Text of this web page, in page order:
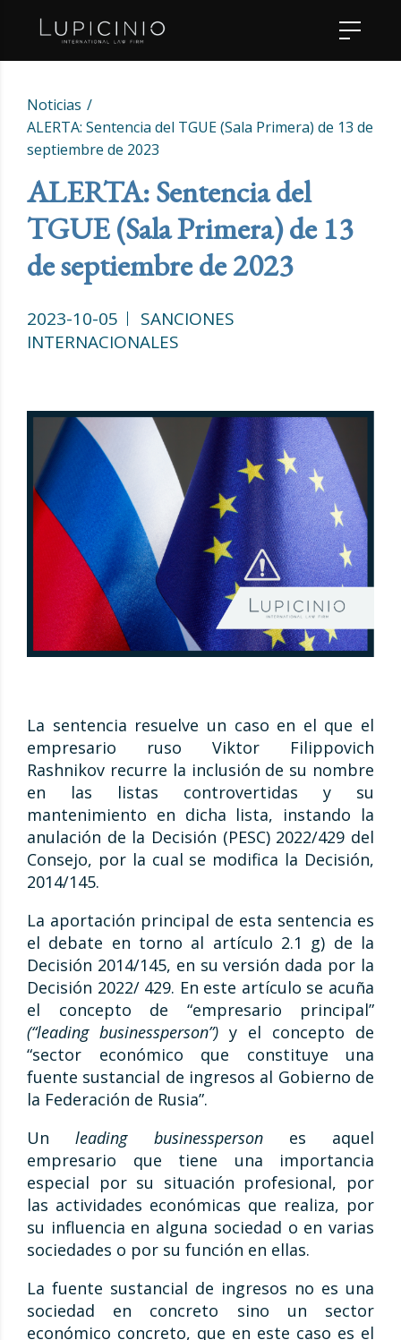
Noticias
ALERTA: Sentencia del TGUE (Sala Primera) de 13 de
septiembre de 2023
ALERTA: Sentencia del
TGUE (Sala Primera) de 13
de septiembre de 2023
2023-10-05
SANCIONES
INTERNACIONALES
La sentencia resuelve un caso en el que el
empresario ruso Viktor Filippovich
Rashnikov recurre la inclusión de su nombre
en las listas controvertidas y su
mantenimiento en dicha lista, instando la
anulación de la Decisión (PESC) 2022/429 del
Consejo, por la cual se modifica la Decisión,
2014/145.
La aportación principal de esta sentencia es
el debate en torno al artículo 2.1 g) de la
Decisión 2014/145, en su versión dada por la
Decisión 2022/ 429. En este artículo se acuña
el concepto de “empresario principal”
(“leading businessperson”) y el concepto de
“sector económico que constituye una
fuente sustancial de ingresos al Gobierno de
la Federación de Rusia”.
Unleading businesspersones aquel
empresario que tiene una importancia
especial por su situación profesional, por
las actividades económicas que realiza, por
su influencia en alguna sociedad o en varias
sociedades o por su función en ellas.
La fuente sustancial de ingresos no es una
sociedad en concreto sino un sector
económico concreto, que en este caso es el